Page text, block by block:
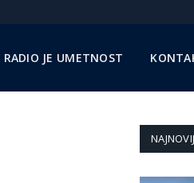
RADIO JE UMETNOST